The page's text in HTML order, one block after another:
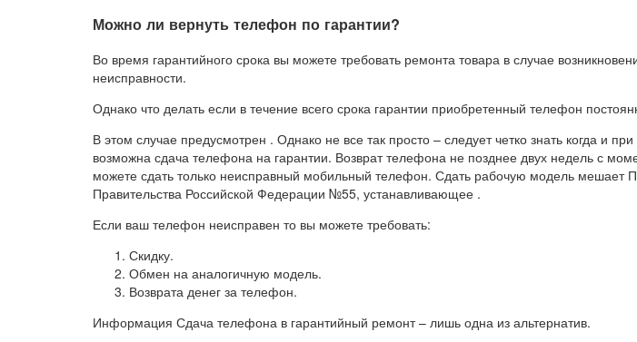
Можно ли вернуть телефон по гарантии?
Во время гарантийного срока вы можете требовать ремонта товара в случае
неисправности.
Однако что делать если в течение всего срока гарантии приобретенный телефон
В этом случае предусмотрен . Однако не все так просто – следует четко знать когда и при
возможна сдача телефона на гарантии. Возврат телефона не позднее двух недель с
можете сдать только неисправный мобильный телефон. Сдать рабочую модель мешает
Правительства Российской Федерации №55, устанавливающее .
Если ваш телефон неисправен то вы можете требовать:
Скидку.
Обмен на аналогичную модель.
Возврата денег за телефон.
Информация Сдача телефона в гарантийный ремонт – лишь одна из альтернатив.